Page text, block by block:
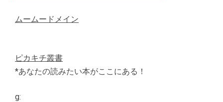
ムームードメイン
ピカキチ叢書
*あなたの読みたい本がここにある！
g: